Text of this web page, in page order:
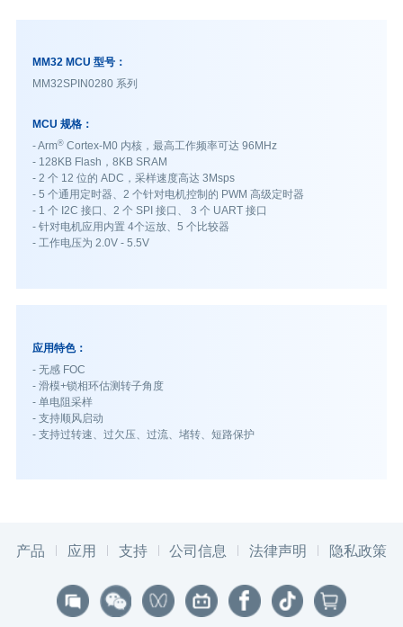
MM32 MCU 型号：
MM32SPIN0280 系列
MCU 规格：
- Arm®Cortex-M0 内核，最高工作频率可达 96MHz
- 128KB Flash，8KB SRAM
- 2 个 12 位的 ADC，采样速度高达 3Msps
- 5 个通用定时器、2 个针对电机控制的 PWM 高级定时器
- 1 个 I2C 接口、2 个 SPI 接口、 3 个 UART 接口
- 针对电机应用内置 4个运放、5 个比较器
- 工作电压为 2.0V - 5.5V
应用特色：
- 无感 FOC
- 滑模+锁相环估测转子角度
- 单电阻采样
- 支持顺风启动
- 支持过转速、过欠压、过流、堵转、短路保护
产品 应用 支持 公司信息 法律声明 隐私政策